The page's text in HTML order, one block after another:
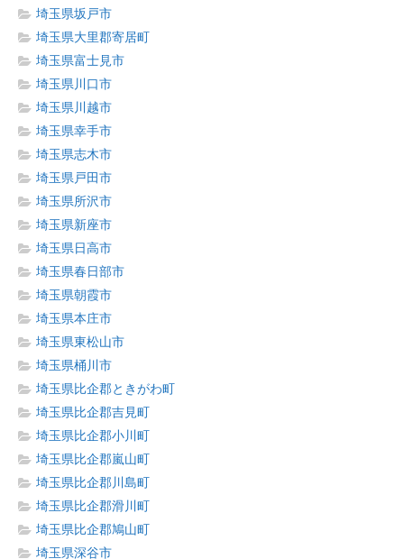
埼玉県坂戸市
埼玉県大里郡寄居町
埼玉県富士見市
埼玉県川口市
埼玉県川越市
埼玉県幸手市
埼玉県志木市
埼玉県戸田市
埼玉県所沢市
埼玉県新座市
埼玉県日高市
埼玉県春日部市
埼玉県朝霞市
埼玉県本庄市
埼玉県東松山市
埼玉県桶川市
埼玉県比企郡ときがわ町
埼玉県比企郡吉見町
埼玉県比企郡小川町
埼玉県比企郡嵐山町
埼玉県比企郡川島町
埼玉県比企郡滑川町
埼玉県比企郡鳩山町
埼玉県深谷市